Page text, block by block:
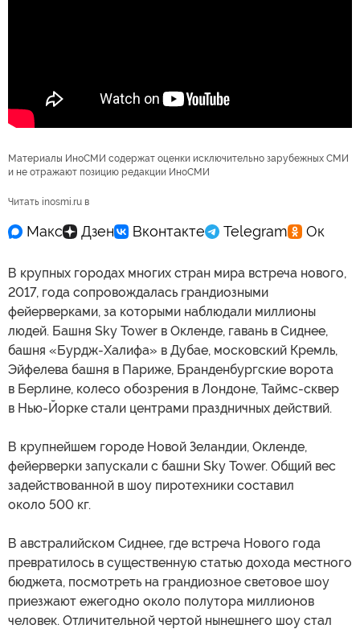
Материалы ИноСМИ содержат оценки исключительно зарубежных СМИ
и не отражают позицию редакции ИноСМИ
Читать inosmi.ru в
В крупных городах многих стран мира встреча нового,
2017, года сопровождалась грандиозными
фейерверками, за которыми наблюдали миллионы
людей. Башня Sky Tower в Окленде, гавань в Сиднее,
башня «Бурдж-Халифа» в Дубае, московский Кремль,
Эйфелева башня в Париже, Бранденбургские ворота
в Берлине, колесо обозрения в Лондоне, Таймс-сквер
в Нью-Йорке стали центрами праздничных действий.
В крупнейшем городе Новой Зеландии, Окленде,
фейерверки запускали с башни Sky Tower. Общий вес
задействованной в шоу пиротехники составил
около 500 кг.
В австралийском Сиднее, где встреча Нового года
превратилось в существенную статью дохода местного
бюджета, посмотреть на грандиозное световое шоу
приезжают ежегодно около полутора миллионов
человек. Отличительной чертой нынешнего шоу стал